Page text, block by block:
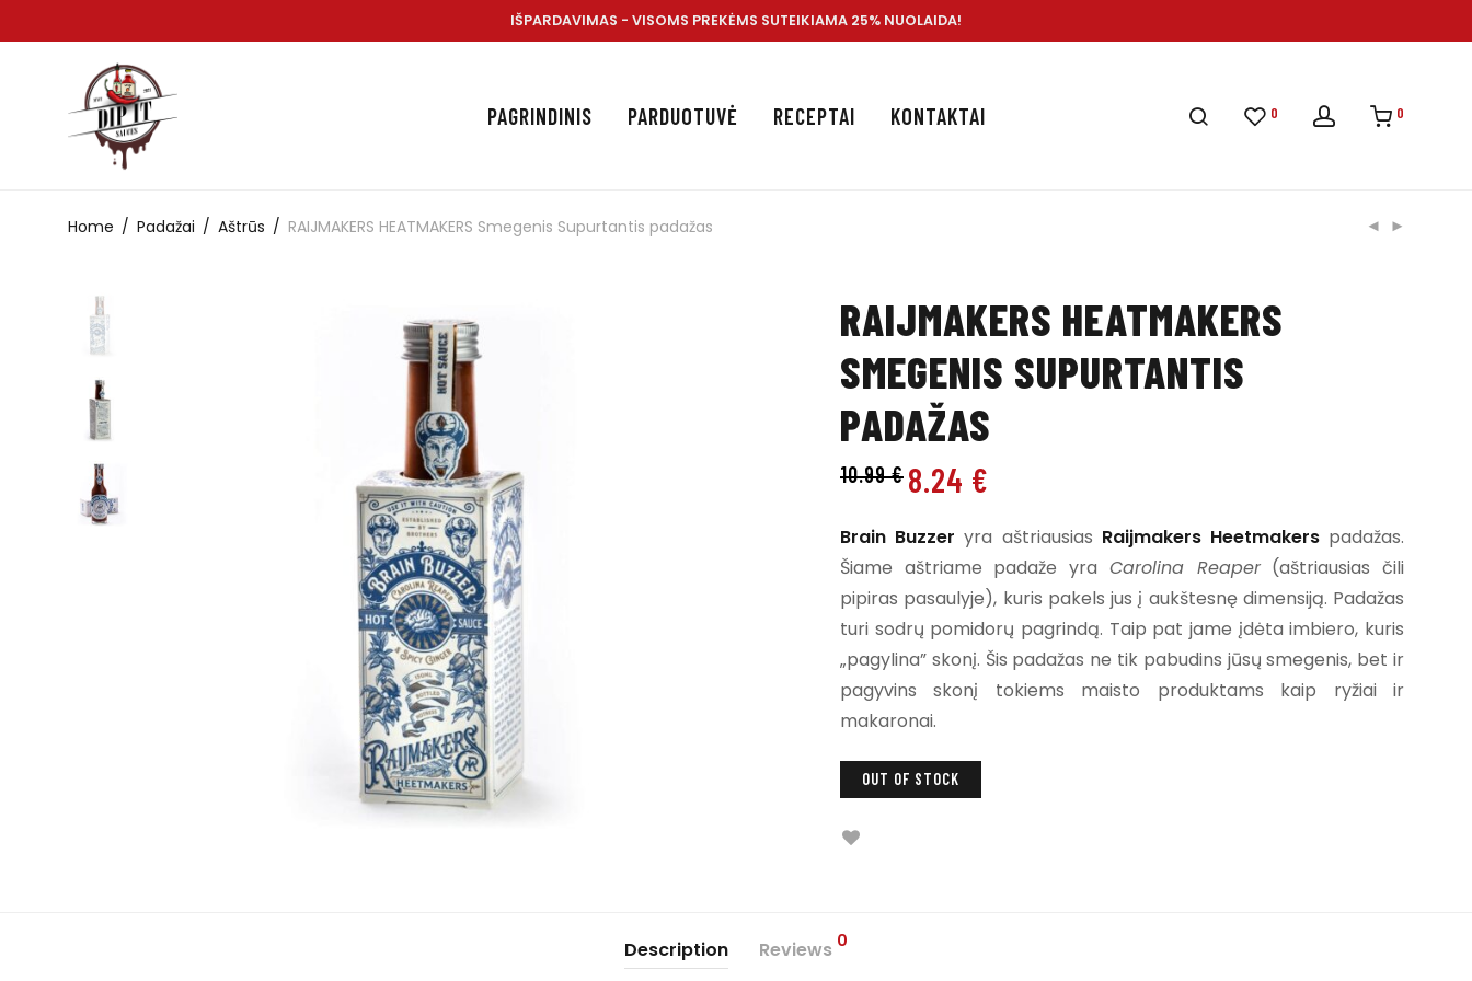
IŠPARDAVIMAS - VISOMS PREKĖMS SUTEIKIAMA 25% NUOLAIDA!
PAGRINDINIS PARDUOTUVĖ RECEPTAI KONTAKTAI 0 0
Home / Padažai / Aštrūs / RAIJMAKERS HEATMAKERS Smegenis Supurtantis padažas
RAIJMAKERS HEATMAKERS
SMEGENIS SUPURTANTIS
PADAŽAS
10.99€ 8.24 €
Brain Buzzer yra aštriausias Raijmakers Heetmakerspadažas.
Šiame aštriame padaže yra Carolina Reaper(aštriausias čili
pipiras pasaulyje), kuris pakels jus į aukštesnę dimensiją. Padažas
turi sodrų pomidorų pagrindą. Taip pat jame įdėta imbiero, kuris
„pagylina” skonį. Šis padažas ne tik pabudins jūsų smegenis, bet ir
pagyvins skonį tokiems maisto produktams kaip ryžiai ir
makaronai.
OUT OF STOCK
Description Reviews 0